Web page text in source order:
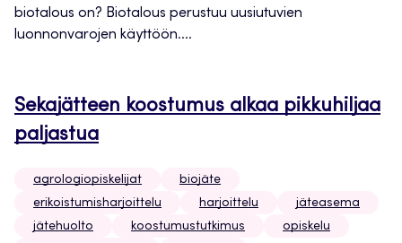
biotalous on? Biotalous perustuu uusiutuvien
luonnonvarojen käyttöön....
Sekajätteen koostumus alkaa pikkuhiljaa
paljastua
agrologiopiskelijat
biojäte
erikoistumisharjoittelu
harjoittelu
jäteasema
jätehuolto
koostumustutkimus
opiskelu